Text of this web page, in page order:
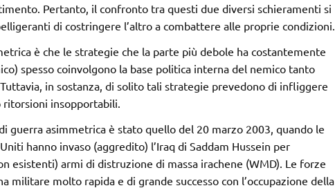
Pertanto, il confronto tra questi due diversi schieramenti si
di costringere l’altro a combattere alle proprie condizioni.
è che le strategie che la parte più debole ha costantemente
spesso coinvolgono la base politica interna del nemico tanto
in sostanza, di solito tali strategie prevedono di infliggere
insopportabili.
guerra asimmetrica è stato quello del 20 marzo 2003, quando le
hanno invaso (aggredito) l’Iraq di Saddam Hussein per
esistenti) armi di distruzione di massa irachene (WMD). Le forze
militare molto rapida e di grande successo con l’occupazione della